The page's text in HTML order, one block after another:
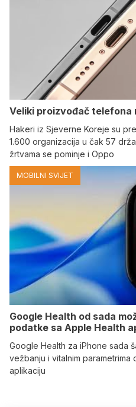
Veliki proizvođač telefona
Hakeri iz Sjeverne Koreje su
1.600 organizacija u čak 57
žrtvama se pominje i Oppo
MOBILNI SVIJET
Google Health od sada
podatke sa Apple Health
Google Health za iPhone sada
vežbanju i vitalnim parametrima
aplikaciju